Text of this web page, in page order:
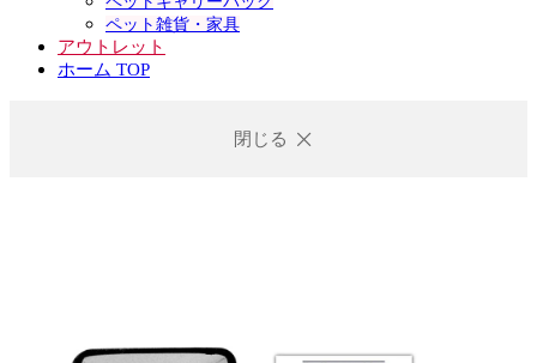
ペット雑貨・家具
アウトレット
ホーム TOP
閉じる